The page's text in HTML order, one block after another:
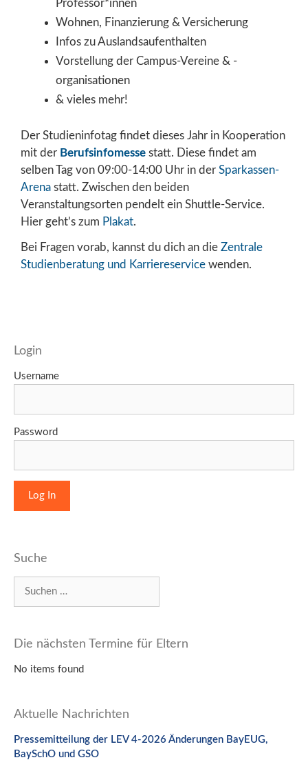
Professor*innen
Wohnen, Finanzierung & Versicherung
Infos zu Auslandsaufenthalten
Vorstellung der Campus-Vereine & -
organisationen
& vieles mehr!
Der Studieninfotag findet dieses Jahr in Kooperation
mit der Berufsinfomesse statt. Diese findet am
selben Tag von 09:00-14:00 Uhr in der Sparkassen-
Arena statt. Zwischen den beiden
Veranstaltungsorten pendelt ein Shuttle-Service.
Hier geht’s zum Plakat.
Bei Fragen vorab, kannst du dich an die Zentrale
Studienberatung und Karriereservice wenden.
Login
Username
Password
Suche
Die nächsten Termine für Eltern
No items found
Aktuelle Nachrichten
Pressemitteilung der LEV 4-2026 Änderungen BayEUG,
BaySchO und GSO